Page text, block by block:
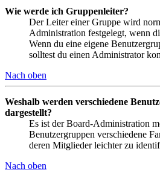
Wie werde ich Gruppenleiter?
Der Leiter einer Gruppe wird
Administration festgelegt, wenn
Wenn du eine eigene
solltest du einen Administrator
Nach oben
Weshalb werden verschiedene
dargestellt?
Es ist der Board-Administration
Benutzergruppen verschiedene
deren Mitglieder leichter zu
Nach oben